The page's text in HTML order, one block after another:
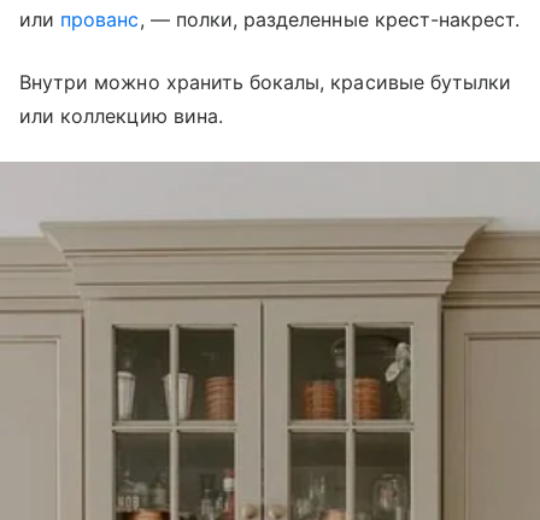
или прованс, — полки, разделенные крест-накрест.
Внутри можно хранить бокалы, красивые бутылки
или коллекцию вина.